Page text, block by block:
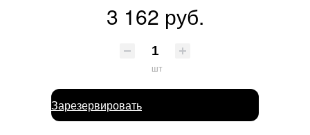
3 162 руб.
шт
Зарезервировать